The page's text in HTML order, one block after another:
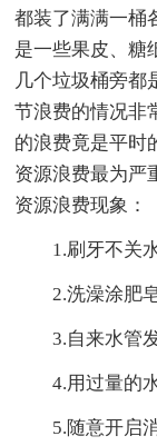
都装了满满一桶
是一些果皮、糖
几个垃圾桶旁都
节浪费的情况非
的浪费竟是平时
资源浪费最为严
资源浪费现象：
1.刷牙不关
2.洗澡涂肥
3.自来水管
4.用过量的
5.随意开启